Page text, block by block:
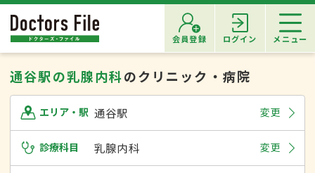
会員登録 ログイン メニュー
通谷駅の乳腺内科のクリニック・病院
エリア・駅 通谷駅 変更
診療科目 乳腺内科 変更